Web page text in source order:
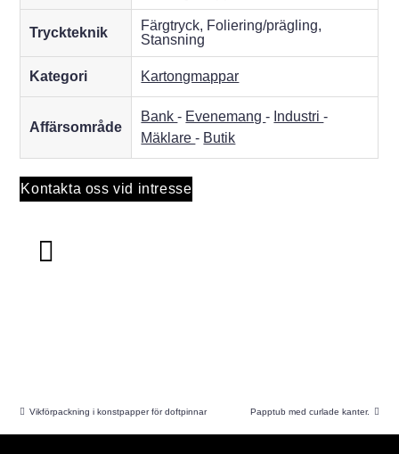
Tryckteknik
Färgtryck, Foliering/prägling,
Stansning
Kategori Kartongmappar
Affärsområde
Bank- Evenemang- Industri-
Mäklare- Butik
Kontakta oss vid intresse
Vikförpackning i konstpapper för doftpinnar Papptub med curlade kanter.